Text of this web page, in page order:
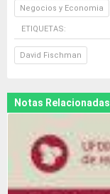
Negocios y Economia
ETIQUETAS:
David Fischman
Notas Relacionadas